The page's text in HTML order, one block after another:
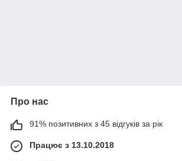
Про нас
91% позитивних з 45 відгуків за рік
Працює з 13.10.2018